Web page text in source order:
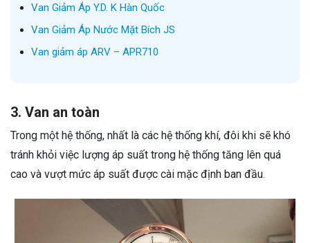
Van Giảm Áp Y.D. K Hàn Quốc
Van Giảm Áp Nước Mặt Bích JS
Van giảm áp ARV – APR710
3. Van an toàn
Trong một hệ thống, nhất là các hệ thống khí, đôi khi sẽ khó
tránh khỏi việc lượng áp suất trong hệ thống tăng lên quá
cao và vượt mức áp suất được cài mặc định ban đầu.